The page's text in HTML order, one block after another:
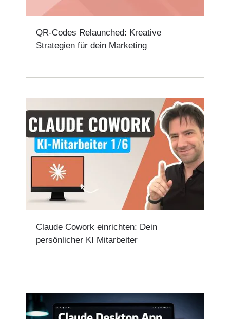
QR-Codes Relaunched: Kreative
Strategien für dein Marketing
Claude Cowork einrichten: Dein
persönlicher KI Mitarbeiter